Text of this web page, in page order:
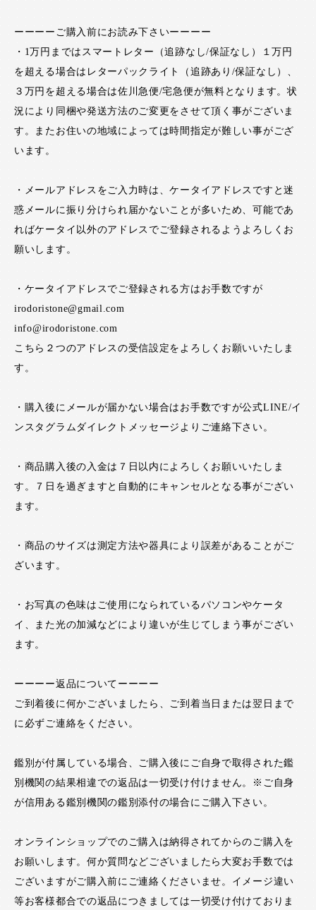
ーーーーご購入前にお読み下さいーーーー
・1万円まではスマートレター（追跡なし/保証なし）１万円
を超える場合はレターパックライト（追跡あり/保証なし）、
３万円を超える場合は佐川急便/宅急便が無料となります。状
況により同梱や発送方法のご変更をさせて頂く事がございま
す。またお住いの地域によっては時間指定が難しい事がござ
います。
・メールアドレスをご入力時は、ケータイアドレスですと迷
惑メールに振り分けられ届かないことが多いため、可能であ
ればケータイ以外のアドレスでご登録されるようよろしくお
願いします。
・ケータイアドレスでご登録される方はお手数ですが
irodoristone@gmail.com
info@irodoristone.com
こちら２つのアドレスの受信設定をよろしくお願いいたしま
す。
・購入後にメールが届かない場合はお手数ですが公式LINE/イ
ンスタグラムダイレクトメッセージよりご連絡下さい。
・商品購入後の入金は７日以内によろしくお願いいたしま
す。７日を過ぎますと自動的にキャンセルとなる事がござい
ます。
・商品のサイズは測定方法や器具により誤差があることがご
ざいます。
・お写真の色味はご使用になられているパソコンやケータ
イ、また光の加減などにより違いが生じてしまう事がござい
ます。
ーーーー返品についてーーーー
ご到着後に何かございましたら、ご到着当日または翌日まで
に必ずご連絡をください。
鑑別が付属している場合、ご購入後にご自身で取得された鑑
別機関の結果相違での返品は一切受け付けません。※ご自身
が信用ある鑑別機関の鑑別添付の場合にご購入下さい。
オンラインショップでのご購入は納得されてからのご購入を
お願いします。何か質問などございましたら大変お手数では
ございますがご購入前にご連絡くださいませ。イメージ違い
等お客様都合での返品につきましては一切受け付けておりま